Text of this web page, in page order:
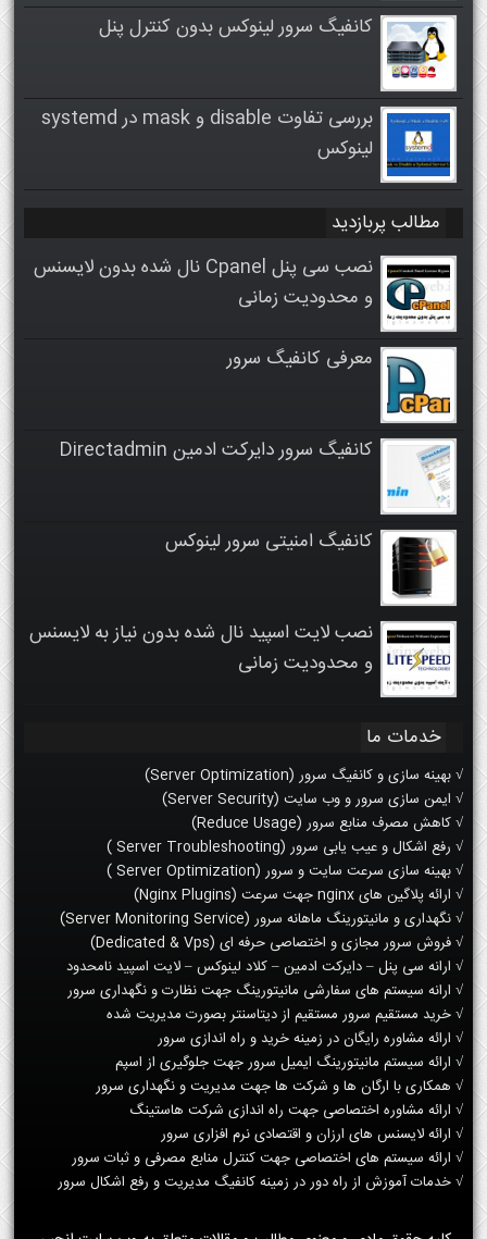
کانفیگ سرور لینوکس بدون کنترل پنل
بررسی تفاوت disable و mask در systemd
لینوکس
مطالب پربازدید
نصب سی پنل Cpanel نال شده بدون لایسنس
و محدودیت زمانی
معرفی کانفیگ سرور
کانفیگ سرور دایرکت ادمین Directadmin
کانفیگ امنیتی سرور لینوکس
نصب لایت اسپید نال شده بدون نیاز به لایسنس
و محدودیت زمانی
خدمات ما
√ بهینه سازی و کانفیگ سرور (Server Optimization)
√ ایمن سازی سرور و وب سایت (Server Security)
√ کاهش مصرف منابع سرور (Reduce Usage)
√ رفع اشکال و عیب یابی سرور (Server Troubleshooting )
√ بهینه سازی سرعت سایت و سرور (Server Optimization )
√ ارائه پلاگین های nginx جهت سرعت (Nginx Plugins)
√ نگهداری و مانیتورینگ ماهانه سرور (Server Monitoring Service)
√ فروش سرور مجازی و اختصاصی حرفه ای (Dedicated & Vps)
√ ارانه سی پنل – دایرکت ادمین – کلاد لینوکس – لایت اسپید نامحدود
√ ارانه سیستم های سفارشی مانیتورینگ جهت نظارت و نگهداری سرور
√ خرید مستقیم سرور مستقیم از دیتاسنتر بصورت مدیریت شده
√ ارائه مشاوره رایگان در زمینه خرید و راه اندازی سرور
√ ارائه سیستم مانیتورینگ ایمیل سرور جهت جلوگیری از اسپم
√ همکاری با ارگان ها و شرکت ها جهت مدیریت و نگهداری سرور
√ ارائه مشاوره اختصاصی جهت راه اندازی شرکت هاستینگ
√ ارائه لایسنس های ارزان و اقتصادی نرم افزاری سرور
√ ارائه سیستم های اختصاصی جهت کنترل منابع مصرفی و ثبات سرور
√ خدمات آموزش از راه دور در زمینه کانفیگ مدیریت و رفع اشکال سرور